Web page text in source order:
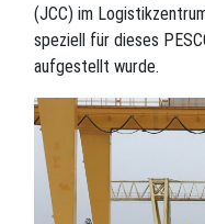
(JCC) im
speziell für dieses
aufgestellt wurde.